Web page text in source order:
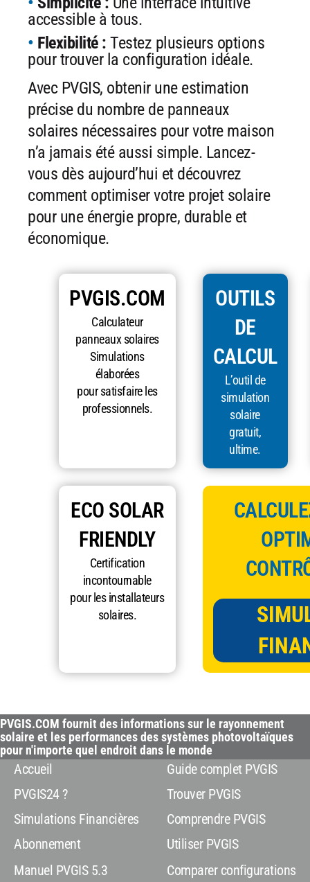
accessible à tous.
Flexibilité : Testez plusieurs options
pour trouver la configuration idéale.
Avec PVGIS, obtenir une estimation
précise du nombre de panneaux
solaires nécessaires pour votre maison
n’a jamais été aussi simple. Lancez-
vous dès aujourd’hui et découvrez
comment optimiser votre projet solaire
pour une énergie propre, durable et
économique.
PVGIS.COM
Calculateur
panneaux solaires
Simulations
élaborées
pour satisfaire les
professionnels.
OUTILS
DE
CALCUL
L’outil de
simulation
solaire
gratuit,
ultime.
ECO SOLAR
FRIENDLY
Certification
incontournable
pour les installateurs
solaires.
PVGIS.COM fournit des informations sur le rayonnement
solaire et les performances des systèmes photovoltaïques
pour n'importe quel endroit dans le monde
Accueil
PVGIS24 ?
Simulations Financières
Abonnement
Manuel PVGIS 5.3
Guide complet PVGIS
Trouver PVGIS
Comprendre PVGIS
Utiliser PVGIS
Comparer configurations